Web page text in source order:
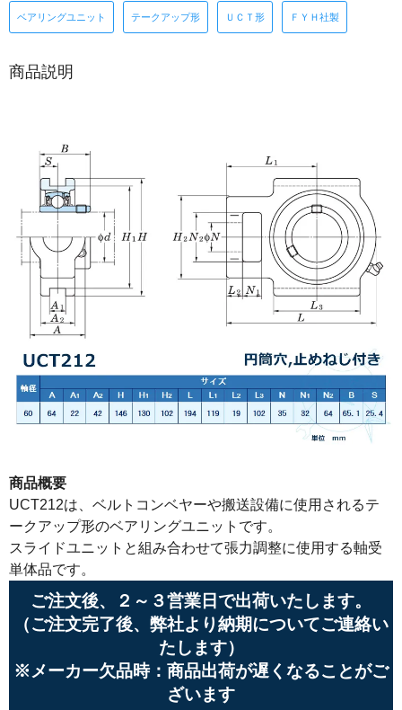
ベアリングユニット テークアップ形 ＵＣＴ形 ＦＹＨ社製
商品説明
商品概要
UCT212は、ベルトコンベヤーや搬送設備に使用されるテ
ークアップ形のベアリングユニットです。
スライドユニットと組み合わせて張力調整に使用する軸受
単体品です。
ご注文後、２～３営業日で出荷いたします。
（ご注文完了後、弊社より納期についてご連絡い
たします）
※メーカー欠品時：商品出荷が遅くなることがご
ざいます